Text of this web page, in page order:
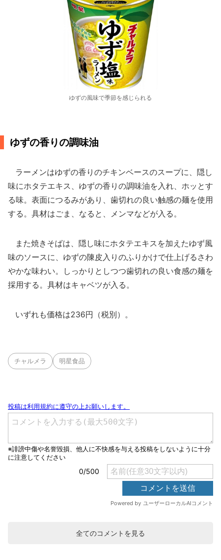
ゆずの風味で季節を感じられる
ゆずの香りの調味油
ラーメンはゆずの香りのチキンベースのスープに、隠し
味にホタテエキス、ゆずの香りの調味油を入れ、ホッとす
る味。表面につるみがあり、歯切れの良い触感の麺を使用
する。具材はごま、なると、メンマなどが入る。
また焼きそばは、隠し味にホタテエキスを加えたゆず風
味のソースに、ゆずの陳皮入りのふりかけで仕上げるさわ
やかな味わい。しっかりとしつつ歯切れの良い食感の麺を
採用する。具材はキャベツが入る。
いずれも価格は236円（税別）。
チャルメラ 明星食品
全てのコメントを見る